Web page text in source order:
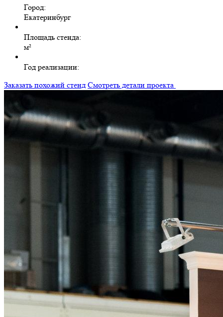
Город:
Екатеринбург
Площадь стенда:
м²
Год реализации:
Заказать похожий стенд Смотреть детали проекта